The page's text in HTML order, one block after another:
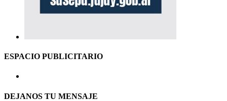
ESPACIO PUBLICITARIO
DEJANOS TU MENSAJE